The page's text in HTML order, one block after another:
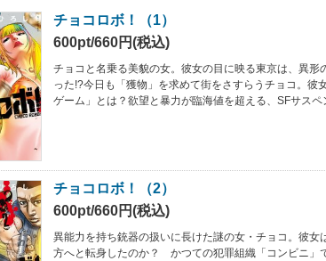
チョコロボ！（1）
600pt/660円(税込)
チョコと名乗る美貌の女。彼女の目に映る東京は、異形
った!?今日も「獲物」を求めて街をさすらうチョコ。彼
ゲーム」とは？欲望と暴力が臨海値を超える、SFサスペ
チョコロボ！（2）
600pt/660円(税込)
異能力を持ち銃器の扱いに長けた謎の女・チョコ。彼女
方へと転身したのか？ かつての犯罪組織「コンビニ」